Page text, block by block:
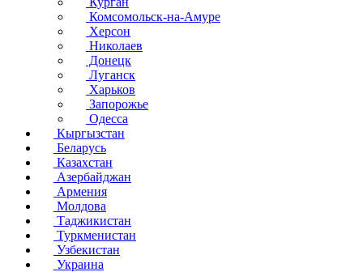
Комсомольск-на-Амуре
Херсон
Николаев
Донецк
Луганск
Харьков
Запорожье
Одесса
Кыргызстан
Беларусь
Казахстан
Азербайджан
Армения
Молдова
Таджикистан
Туркменистан
Узбекистан
Украина